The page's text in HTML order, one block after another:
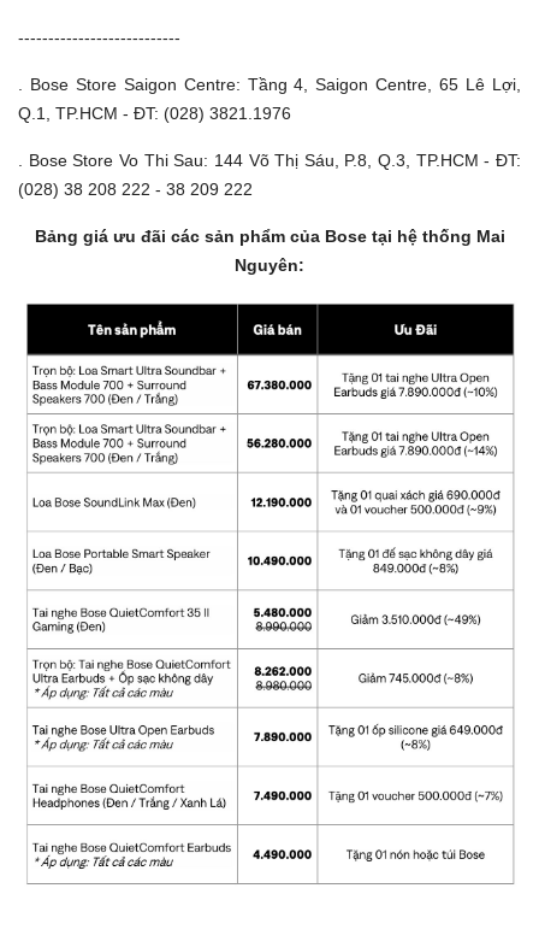
---------------------------
. Bose Store Saigon Centre: Tầng 4, Saigon Centre, 65 Lê Lợi,
Q.1, TP.HCM - ĐT: (028) 3821.1976
. Bose Store Vo Thi Sau: 144 Võ Thị Sáu, P.8, Q.3, TP.HCM - ĐT:
(028) 38 208 222 - 38 209 222
Bảng giá ưu đãi các sản phẩm của Bose tại hệ thống Mai
Nguyên: